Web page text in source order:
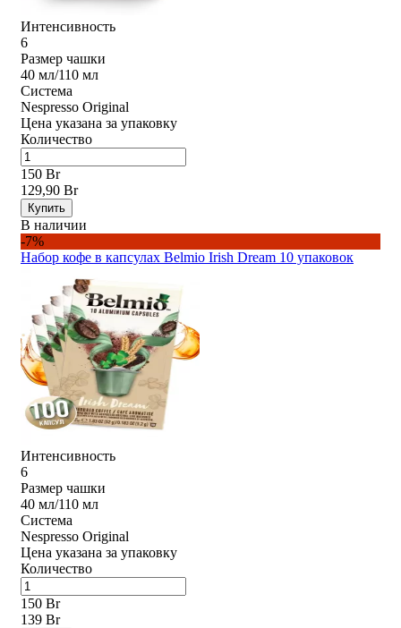
Интенсивность
6
Размер чашки
40 мл/110 мл
Система
Nespresso Original
Цена указана за упаковку
Количество
150 Br
129,90 Br
Купить
В наличии
-7%
Набор кофе в капсулах Belmio Irish Dream 10 упаковок
Интенсивность
6
Размер чашки
40 мл/110 мл
Система
Nespresso Original
Цена указана за упаковку
Количество
150 Br
139 Br